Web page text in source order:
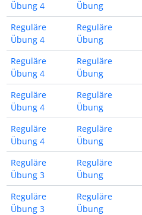
Übung 4
Übung
Reguläre
Übung 4
Reguläre
Übung
Reguläre
Übung 4
Reguläre
Übung
Reguläre
Übung 4
Reguläre
Übung
Reguläre
Übung 4
Reguläre
Übung
Reguläre
Übung 3
Reguläre
Übung
Reguläre
Übung 3
Reguläre
Übung